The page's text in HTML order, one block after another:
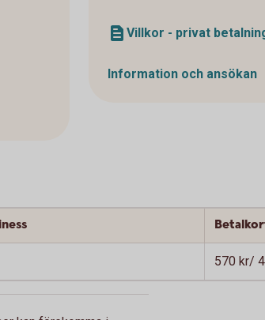
Villkor - privat
Information och ansökan
570 kr/